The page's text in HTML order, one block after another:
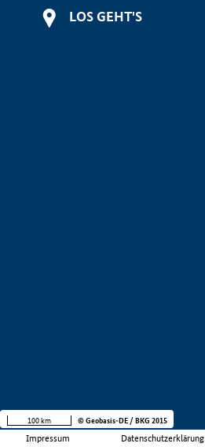
LOS GEHT'S
Impressum Datenschutzerklärung
100 km © Geobasis-DE / BKG 2015